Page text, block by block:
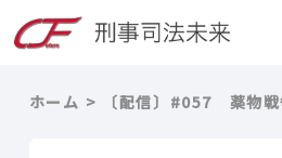
ホーム